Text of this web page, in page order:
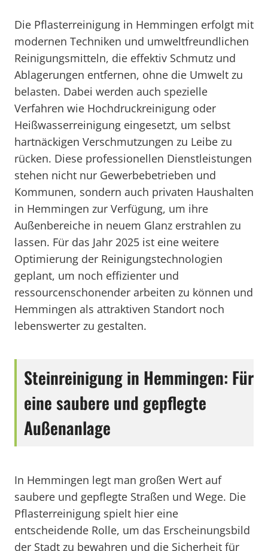
Die Pflasterreinigung in Hemmingen erfolgt mit
modernen Techniken und umweltfreundlichen
Reinigungsmitteln, die effektiv Schmutz und
Ablagerungen entfernen, ohne die Umwelt zu
belasten. Dabei werden auch spezielle
Verfahren wie Hochdruckreinigung oder
Heißwasserreinigung eingesetzt, um selbst
hartnäckigen Verschmutzungen zu Leibe zu
rücken. Diese professionellen Dienstleistungen
stehen nicht nur Gewerbebetrieben und
Kommunen, sondern auch privaten Haushalten
in Hemmingen zur Verfügung, um ihre
Außenbereiche in neuem Glanz erstrahlen zu
lassen. Für das Jahr 2025 ist eine weitere
Optimierung der Reinigungstechnologien
geplant, um noch effizienter und
ressourcenschonender arbeiten zu können und
Hemmingen als attraktiven Standort noch
lebenswerter zu gestalten.
Steinreinigung in Hemmingen: Für
eine saubere und gepflegte
Außenanlage
In Hemmingen legt man großen Wert auf
saubere und gepflegte Straßen und Wege. Die
Pflasterreinigung spielt hier eine
entscheidende Rolle, um das Erscheinungsbild
der Stadt zu bewahren und die Sicherheit für